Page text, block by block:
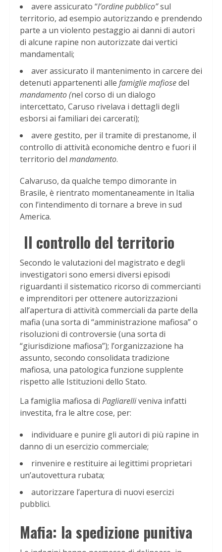
avere assicurato “l’ordine pubblico”sul
territorio, ad esempio autorizzando e prendendo
parte a un violento pestaggio ai danni di autori
di alcune rapine non autorizzate dai vertici
mandamentali;
aver assicurato il mantenimento in carcere dei
detenuti appartenenti alle famiglie mafiosedel
mandamento (nel corso di un dialogo
intercettato, Caruso rivelava i dettagli degli
esborsi ai familiari dei carcerati);
avere gestito, per il tramite di prestanome, il
controllo di attività economiche dentro e fuori il
territorio del mandamento.
Calvaruso, da qualche tempo dimorante in
Brasile, è rientrato momentaneamente in Italia
con l’intendimento di tornare a breve in sud
America.
Il controllo del territorio
Secondo le valutazioni del magistrato e degli
investigatori sono emersi diversi episodi
riguardanti il sistematico ricorso di commercianti
e imprenditori per ottenere autorizzazioni
all’apertura di attività commerciali da parte della
mafia (una sorta di “amministrazione mafiosa” o
risoluzioni di controversie (una sorta di
“giurisdizione mafiosa”); l’organizzazione ha
assunto, secondo consolidata tradizione
mafiosa, una patologica funzione supplente
rispetto alle Istituzioni dello Stato.
La famiglia mafiosa di Pagliarelliveniva infatti
investita, fra le altre cose, per:
individuare e punire gli autori di più rapine in
danno di un esercizio commerciale;
rinvenire e restituire ai legittimi proprietari
un’autovettura rubata;
autorizzare l’apertura di nuovi esercizi
pubblici.
Mafia: la spedizione punitiva